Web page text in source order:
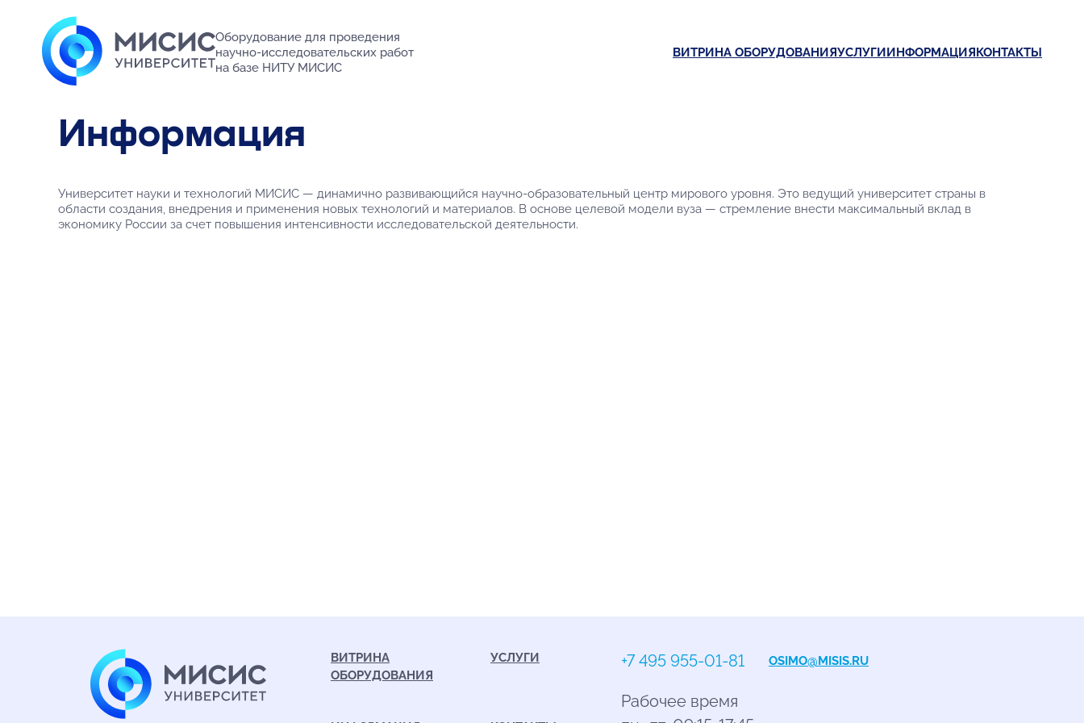
Оборудование для проведения
научно‑исследовательских работ
на базе НИТУ МИСИС
ВИТРИНА ОБОРУДОВАНИЯУСЛУГИИНФОРМАЦИЯКОНТАКТЫ
Информация
Университет науки и технологий МИСИС — динамично развивающийся научно-образовательный центр мирового уровня. Это ведущий университет страны в
области создания, внедрения и применения новых технологий и материалов. В основе целевой модели вуза — стремление внести максимальный вклад в
экономику России за счет повышения интенсивности исследовательской деятельности.
ВИТРИНА
ОБОРУДОВАНИЯ
УСЛУГИ +7 495 955-01-81 OSIMO@MISIS.RU
Рабочее время